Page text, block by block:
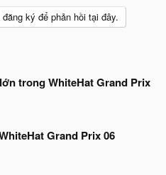
ký để phản hồi tại đây.
trong WhiteHat Grand Prix
Grand Prix 06